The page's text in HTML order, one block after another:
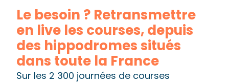
Le besoin ? Retransmettre
en live les courses, depuis
des hippodromes situés
dans toute la France
Sur les 2 300 journées de courses